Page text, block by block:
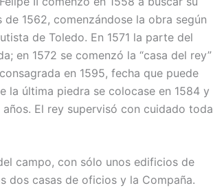
1562, comenzándose la obra según
de Toledo. En 1571 la parte del
en 1572 se comenzó la “casa del rey”
en 1595, fecha que puede
la última piedra se colocase en 1584 y
El rey supervisó con cuidado toda
campo, con sólo unos edificios de
dos casas de oficios y la Compaña.